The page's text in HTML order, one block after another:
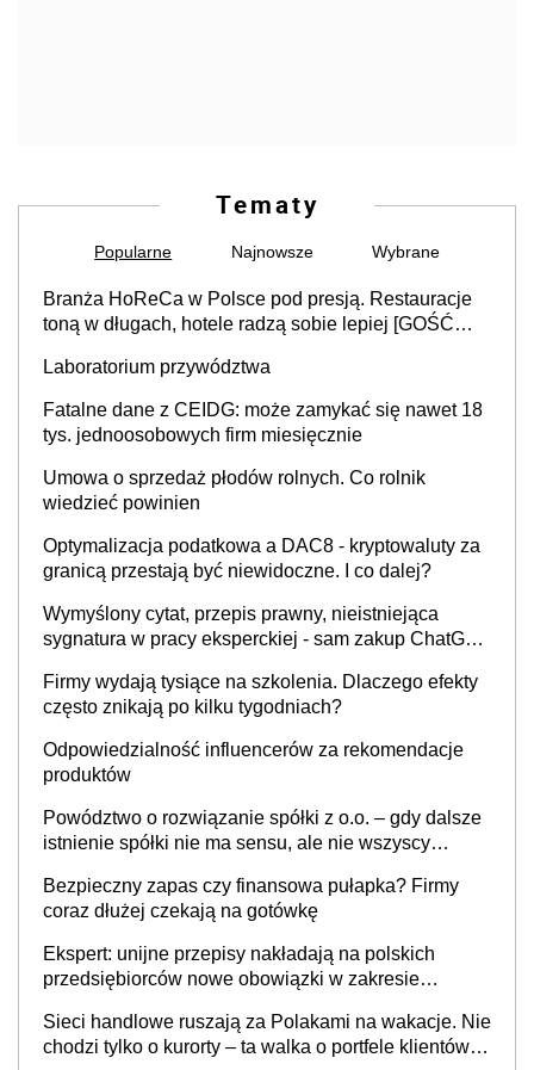
Tematy
Popularne Najnowsze Wybrane
Branża HoReCa w Polsce pod presją. Restauracje
toną w długach, hotele radzą sobie lepiej [GOŚĆ
Laboratorium przywództwa
Fatalne dane z CEIDG: może zamykać się nawet 18
tys. jednoosobowych firm miesięcznie
Umowa o sprzedaż płodów rolnych. Co rolnik
wiedzieć powinien
Optymalizacja podatkowa a DAC8 - kryptowaluty za
granicą przestają być niewidoczne. I co dalej?
Wymyślony cytat, przepis prawny, nieistniejąca
sygnatura w pracy eksperckiej - sam zakup ChatGPT
Firmy wydają tysiące na szkolenia. Dlaczego efekty
często znikają po kilku tygodniach?
Odpowiedzialność influencerów za rekomendacje
produktów
Powództwo o rozwiązanie spółki z o.o. – gdy dalsze
istnienie spółki nie ma sensu, ale nie wszyscy
Bezpieczny zapas czy finansowa pułapka? Firmy
coraz dłużej czekają na gotówkę
Ekspert: unijne przepisy nakładają na polskich
przedsiębiorców nowe obowiązki w zakresie
Sieci handlowe ruszają za Polakami na wakacje. Nie
chodzi tylko o kurorty – ta walka o portfele klientów